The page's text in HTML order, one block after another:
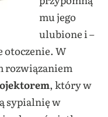
mu jego
ulubione i –
otoczenie. W
rozwiązaniem
, który w
sypialnię w